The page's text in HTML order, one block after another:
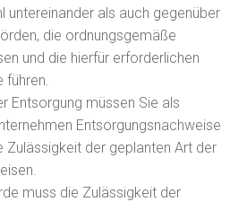
untereinander als auch gegenüber
die ordnungsgemäße
und die hierfür erforderlichen
Entsorgung müssen Sie als
Entsorgungsnachweise
Zulässigkeit der geplanten Art der
muss die Zulässigkeit der